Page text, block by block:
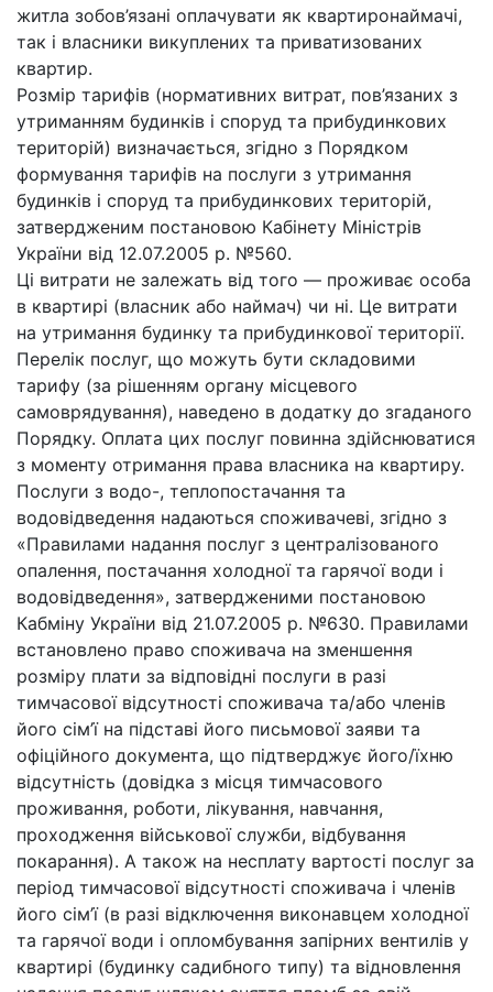
житла зобов’язані оплачувати як квартиронаймачі,
так і власники викуплених та приватизованих
квартир.
Розмір тарифів (нормативних витрат, пов’язаних з
утриманням будинків і споруд та прибудинкових
територій) визначається, згідно з Порядком
формування тарифів на послуги з утримання
будинків і споруд та прибудинкових територій,
затвердженим постановою Кабінету Міністрів
України від 12.07.2005 р. №560.
Ці витрати не залежать від того — проживає особа
в квартирі (власник або наймач) чи ні. Це витрати
на утримання будинку та прибудинкової території.
Перелік послуг, що можуть бути складовими
тарифу (за рішенням органу місцевого
самоврядування), наведено в додатку до згаданого
Порядку. Оплата цих послуг повинна здійснюватися
з моменту отримання права власника на квартиру.
Послуги з водо-, теплопостачання та
водовідведення надаються споживачеві, згідно з
«Правилами надання послуг з централізованого
опалення, постачання холодної та гарячої води і
водовідведення», затвердженими постановою
Кабміну України від 21.07.2005 р. №630. Правилами
встановлено право споживача на зменшення
розміру плати за відповідні послуги в разі
тимчасової відсутності споживача та/або членів
його сім’ї на підставі його письмової заяви та
офіційного документа, що підтверджує його/їхню
відсутність (довідка з місця тимчасового
проживання, роботи, лікування, навчання,
проходження військової служби, відбування
покарання). А також на несплату вартості послуг за
період тимчасової відсутності споживача і членів
його сім’ї (в разі відключення виконавцем холодної
та гарячої води і опломбування запірних вентилів у
квартирі (будинку садибного типу) та відновлення